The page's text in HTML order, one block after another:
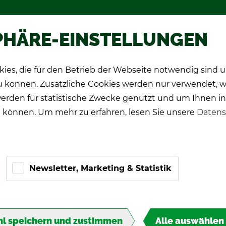
EINSTELLUNGEN
die für den Betrieb der Webseite notwendig sind
können. Zusätzliche Cookies werden nur verwendet,
für statistische Zwecke genutzt und um Ihnen
Um mehr zu erfahren, lesen Sie unsere
Newsletter, Marketing & Statistik
speichern und zustimmen Alle
Spie­ler Pro-Ki­cker Ge­schenk­ide­en
Wer­be­spie­le Über TIPP-KICK